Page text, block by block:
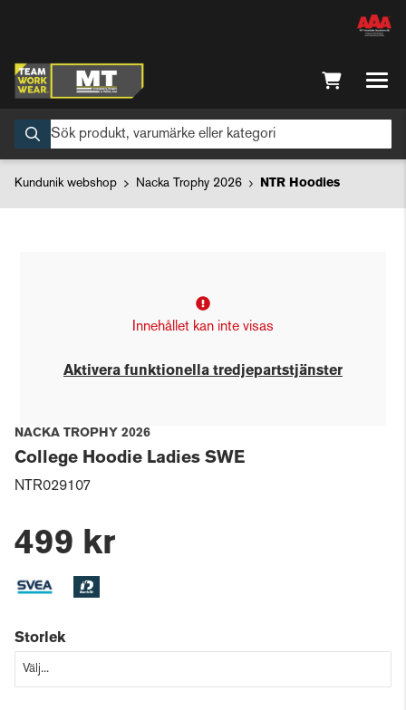
Kundunik webshop Nacka Trophy 2026 NTR Hoodies
Innehållet kan inte visas
Aktivera funktionella tredjepartstjänster
NACKA TROPHY 2026
College Hoodie Ladies SWE
NTR029107
499 kr
Storlek